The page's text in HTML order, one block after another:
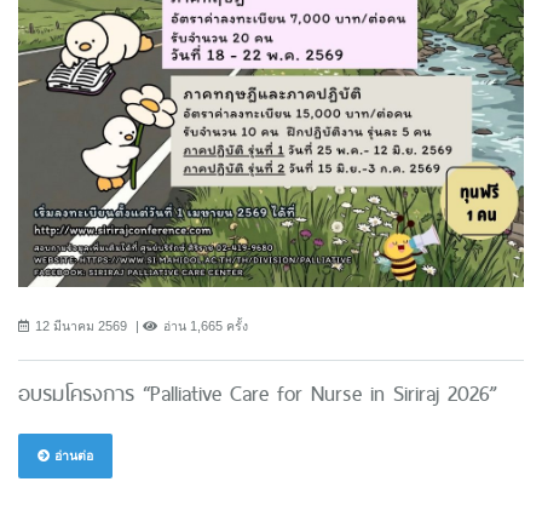
12 มีนาคม 2569 อ่าน 1,665 ครั้ง
อบรมโครงการ “Palliative Care for Nurse in Siriraj 2026”
อ่านต่อ